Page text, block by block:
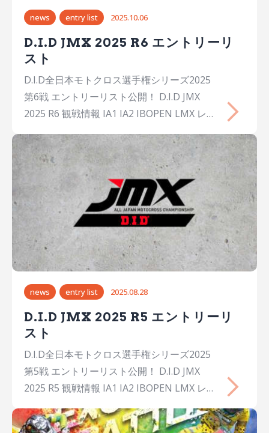
OKURA大阪26Honda Dream Racing
BellsHondaCRF450R 5能塚 智寛Chihiro…
news entry list 2025.10.06
D.I.D JMX 2025 R6 エントリーリ
スト
D.I.D全日本モトクロス選手権シリーズ2025
第6戦 エントリーリスト公開！ D.I.D JMX
2025 R6 観戦情報 IA1 IA2 IBOPEN LMX レデ
ロス K65 Honda CRF125カップ YZ125 ファ
ンバイク IA1 No.氏名Name出身年齢チーム
メーカーマシン 1JAY WILSONJay
WILSONAUS31YAMAHA FACTORY RACING
TEAMYamahaYZ450FM 2横山 遥希Haruki
YOKOYAMA埼玉26Honda Dream Racing
LGHondaCRF450R 4大倉 由揮Yuki OKURA
大阪26Honda Dream Racing
news entry list 2025.08.28
D.I.D JMX 2025 R5 エントリーリ
スト
D.I.D全日本モトクロス選手権シリーズ2025
第5戦 エントリーリスト公開！ D.I.D JMX
2025 R5 観戦情報 IA1 IA2 IBOPEN LMX レデ
ィース JX ジュニアクロス CX チャイルドク
ロス K65 2st 125 YZ125 IA1 No.氏名Name